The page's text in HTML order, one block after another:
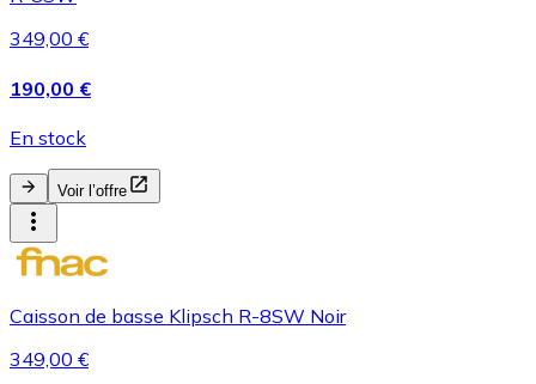
349,00 €
190,00 €
En stock
Voir l’offre
Caisson de basse Klipsch R-8SW Noir
349,00 €